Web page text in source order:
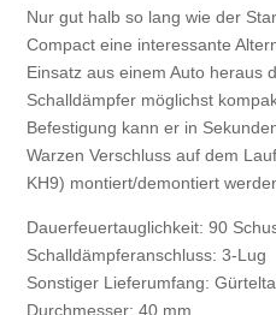
Nur gut halb so lang wie der
Compact eine interessante
Einsatz aus einem Auto heraus
Schalldämpfer möglichst
Befestigung kann er in
Warzen Verschluss auf dem
KH9) montiert/demontiert
Dauerfeuertauglichkeit: 90
Schalldämpferanschluss: 3-Lug
Sonstiger Lieferumfang:
Durchmesser: 40 mm